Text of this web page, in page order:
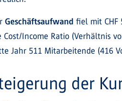
Geschäftsaufwand fiel mit CHF
Cost/Income Ratio (Verhältnis
Jahr 511 Mitarbeitende (416
der